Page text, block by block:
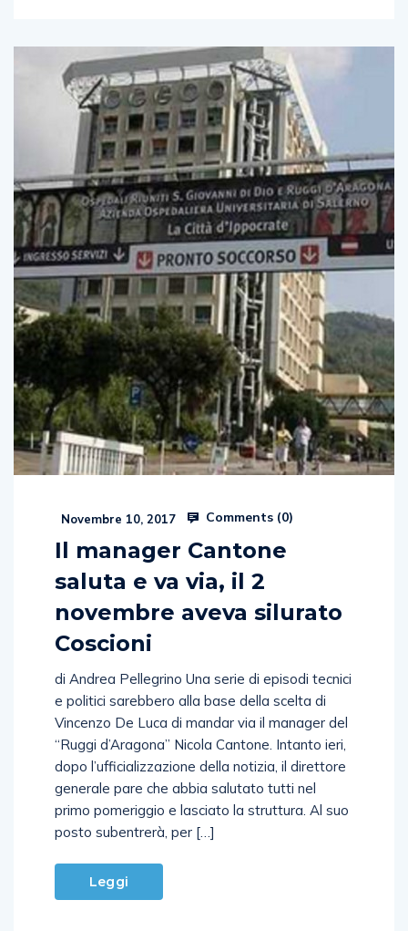
Novembre 10, 2017 Comments (0)
Il manager Cantone
saluta e va via, il 2
novembre aveva silurato
Coscioni
di Andrea Pellegrino Una serie di episodi tecnici
e politici sarebbero alla base della scelta di
Vincenzo De Luca di mandar via il manager del
“Ruggi d’Aragona” Nicola Cantone. Intanto ieri,
dopo l’ufficializzazione della notizia, il direttore
generale pare che abbia salutato tutti nel
primo pomeriggio e lasciato la struttura. Al suo
posto subentrerà, per […]
Leggi